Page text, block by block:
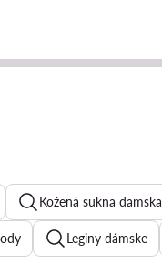
Kožená sukna damska
Leginy dámske